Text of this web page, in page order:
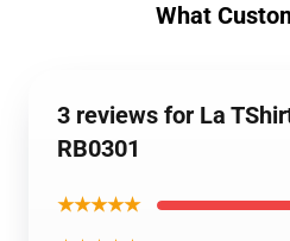
What
3 reviews for La
RB0301
★★★★★